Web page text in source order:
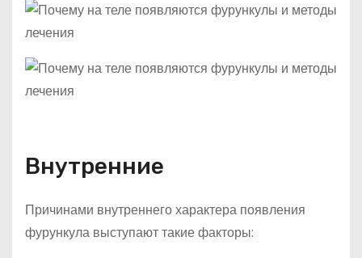
Внутренние
Причинами внутреннего характера появления
фурункула выступают такие факторы: